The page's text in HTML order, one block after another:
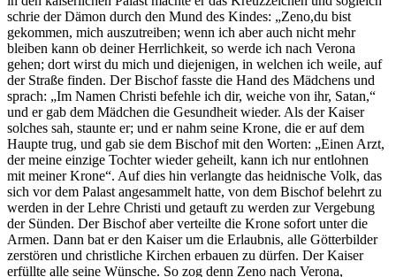
schrie der Dämon durch den Mund des Kindes: „Zeno,du bist
gekommen, mich auszutreiben; wenn ich aber auch nicht mehr
bleiben kann ob deiner Herrlichkeit, so werde ich nach Verona
gehen; dort wirst du mich und diejenigen, in welchen ich weile, auf
der Straße finden. Der Bischof fasste die Hand des Mädchens und
sprach: „Im Namen Christi befehle ich dir, weiche von ihr, Satan,“
und er gab dem Mädchen die Gesundheit wieder. Als der Kaiser
solches sah, staunte er; und er nahm seine Krone, die er auf dem
Haupte trug, und gab sie dem Bischof mit den Worten: „Einen Arzt,
der meine einzige Tochter wieder geheilt, kann ich nur entlohnen
mit meiner Krone“. Auf dies hin verlangte das heidnische Volk, das
sich vor dem Palast angesammelt hatte, von dem Bischof belehrt zu
werden in der Lehre Christi und getauft zu werden zur Vergebung
der Sünden. Der Bischof aber verteilte die Krone sofort unter die
Armen. Dann bat er den Kaiser um die Erlaubnis, alle Götterbilder
zerstören und christliche Kirchen erbauen zu dürfen. Der Kaiser
erfüllte alle seine Wünsche. So zog denn Zeno nach Verona,